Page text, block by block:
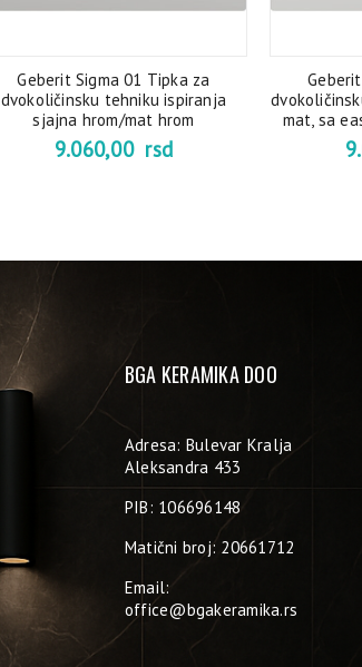
Geberit Sigma 01 Tipka za
dvokoličinsku tehniku ispiranja
sjajna hrom/mat hrom
9.060,00 rsd
mat, sa
BGA KERAMIKA DOO
Adresa: Bulevar Kralja
Aleksandra 433
PIB: 106696148
Matični broj: 20661712
Email:
office@bgakeramika.rs